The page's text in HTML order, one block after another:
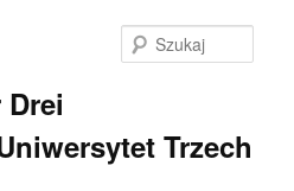
Trzech